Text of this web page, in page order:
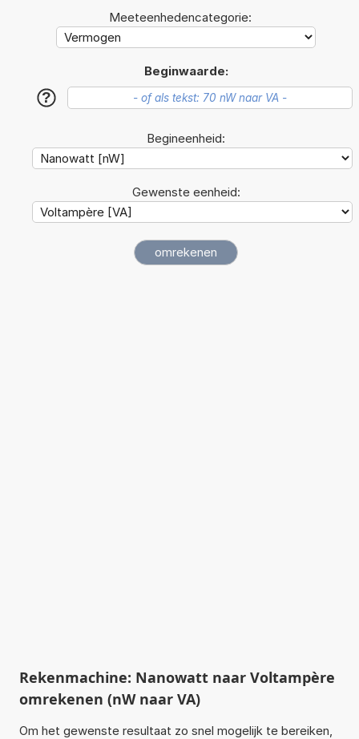
Meeteenhedencategorie:
Beginwaarde:
?
Begineenheid:
Gewenste eenheid:
Rekenmachine: Nanowatt naar Voltampère
omrekenen (nW naar VA)
Om het gewenste resultaat zo snel mogelijk te bereiken,